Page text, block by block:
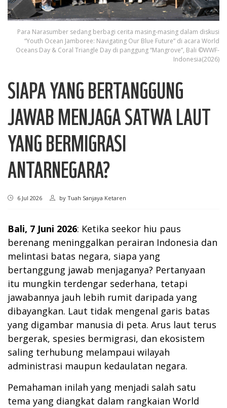
Para Narasumber sedang berbagi cerita masing-masing dalam diskusi
“Youth Ocean Jamboree: Navigating Our Blue Future” di acara World
Oceans Day & Coral Triangle Day di panggung “Mangrove”, Bali ©WWF-
Indonesia(2026)
SIAPA YANG BERTANGGUNG
JAWAB MENJAGA SATWA LAUT
YANG BERMIGRASI
ANTARNEGARA?
6 Jul 2026 by Tuah Sanjaya Ketaren
Bali, 7 Juni 2026: Ketika seekor hiu paus
berenang meninggalkan perairan Indonesia dan
melintasi batas negara, siapa yang
bertanggung jawab menjaganya? Pertanyaan
itu mungkin terdengar sederhana, tetapi
jawabannya jauh lebih rumit daripada yang
dibayangkan. Laut tidak mengenal garis batas
yang digambar manusia di peta. Arus laut terus
bergerak, spesies bermigrasi, dan ekosistem
saling terhubung melampaui wilayah
administrasi maupun kedaulatan negara.
Pemahaman inilah yang menjadi salah satu
tema yang diangkat dalam rangkaian World